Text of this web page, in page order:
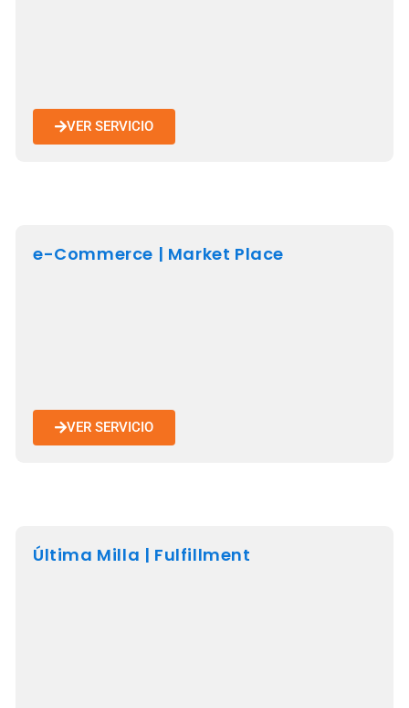
VER SERVICIO
e-Commerce | Market Place
VER SERVICIO
Última Milla | Fulfillment